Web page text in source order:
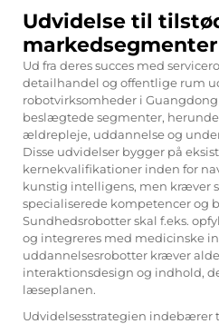
Udvidelse til
markedsegmenter
Ud fra deres succes med
detailhandel og offentlige rum
robotvirksomheder i
beslægtede segmenter,
ældrepleje, uddannelse og
Disse udvidelser bygger på
kernekvalifikationer inden for
kunstig intelligens, men kræver
specialiserede kompetencer og
Sundhedsrobotter skal f.eks.
og integreres med medicinske
uddannelsesrobotter kræver
interaktionsdesign og indhold,
læseplanen.
Udvidelsesstrategien indebærer